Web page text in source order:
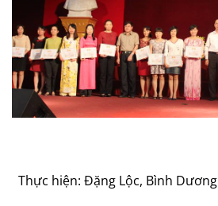
Thực hiện: Đặng Lộc, Bình Dương